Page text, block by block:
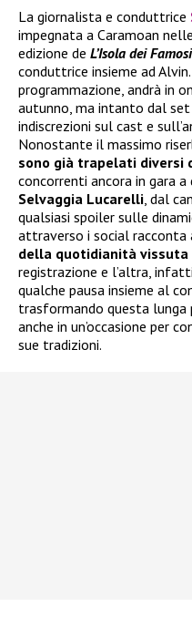
La giornalista e conduttrice
impegnata a Caramoan
edizione de L’Isola dei Famosi
conduttrice insieme ad
programmazione, andrà in
autunno, ma intanto dal
indiscrezioni sul cast e
Nonostante il massimo
sono già trapelati diversi
concorrenti ancora in gara
Selvaggia Lucarelli, dal
qualsiasi spoiler sulle
attraverso i social
della quotidianità vissuta
registrazione e l’altra,
qualche pausa insieme al
trasformando questa lunga
anche in un’occasione per
sue tradizioni.